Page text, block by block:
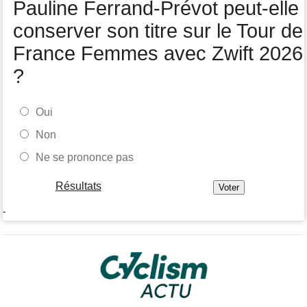
Pauline Ferrand-Prévot peut-elle
conserver son titre sur le Tour de
France Femmes avec Zwift 2026
?
Oui
Non
Ne se prononce pas
Résultats
-